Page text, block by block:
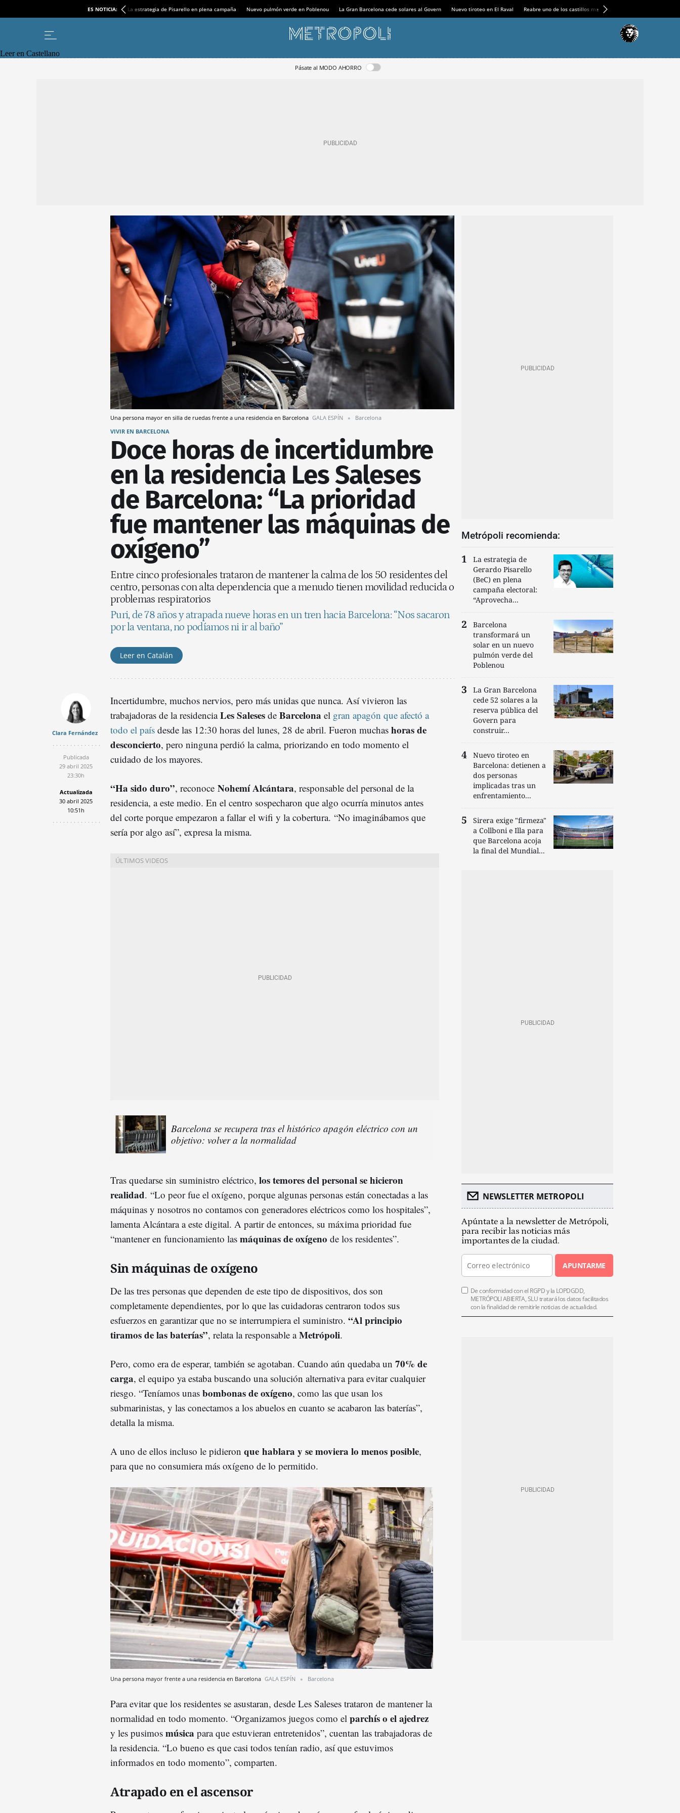
ES NOTICIA: La estrategia de Pisarello en plena campaña Nuevo pulmón verde en Poblenou La Gran Barcelona cede solares al Govern Nuevo tiroteo en El Raval Reabre uno de los castillos medievales más espectaculares
Leer en Castellano
Pásate al MODO AHORRO
Una persona mayor en silla de ruedas frente a una residencia en Barcelona GALA ESPÍN
Barcelona
VIVIR EN BARCELONA
Doce horas de incertidumbre
en la residencia Les Saleses
de Barcelona: “La prioridad
fue mantener las máquinas de
oxígeno”
Entre cinco profesionales trataron de mantener la calma de los 50 residentes del
centro, personas con alta dependencia que a menudo tienen movilidad reducida o
problemas respiratorios
Puri, de 78 años y atrapada nueve horas en un tren hacia Barcelona: “Nos sacaron
por la ventana, no podíamos ni ir al baño”
Leer en Catalán
Clara Fernández
Publicada
29 abril 2025
23:30h
Actualizada
30 abril 2025
10:51h
Incertidumbre, muchos nervios, pero más unidas que nunca. Así vivieron las
trabajadoras de la residenciaLes Saleses de Barcelona el gran apagón que afectó a
todo el país desde las 12:30 horas del lunes, 28 de abril. Fueron muchas horas de
desconcierto, pero ninguna perdió la calma, priorizando en todo momento el
cuidado de los mayores.
“Ha sido duro”, reconoce Nohemí Alcántara, responsable del personal de la
residencia, a este medio. En el centro sospecharon que algo ocurría minutos antes
del corte porque empezaron a fallar el wifi y la cobertura. “No imaginábamos que
sería por algo así”, expresa la misma.
Barcelona se recupera tras el histórico apagón eléctrico con un
objetivo: volver a la normalidad
Tras quedarse sin suministro eléctrico, los temores del personal se hicieron
realidad. “Lo peor fue el oxígeno, porque algunas personas están conectadas a las
máquinas y nosotros no contamos con generadores eléctricos como los hospitales”,
lamenta Alcántara a este digital. A partir de entonces, su máxima prioridad fue
“mantener en funcionamiento las máquinas de oxígeno de los residentes”.
Sin máquinas de oxígeno
De las tres personas que dependen de este tipo de dispositivos, dos son
completamente dependientes, por lo que las cuidadoras centraron todos sus
esfuerzos en garantizar que no se interrumpiera el suministro. “Al principio
tiramos de las baterías”, relata la responsable aMetrópoli.
Pero, como era de esperar, también se agotaban. Cuando aún quedaba un 70% de
carga, el equipo ya estaba buscando una solución alternativa para evitar cualquier
riesgo. “Teníamos unas bombonas de oxígeno, como las que usan los
submarinistas, y las conectamos a los abuelos en cuanto se acabaron las baterías”,
detalla la misma.
A uno de ellos incluso le pidieron que hablara y se moviera lo menos posible,
para que no consumiera más oxígeno de lo permitido.
Una persona mayor frente a una residencia en Barcelona GALA ESPÍN Barcelona
Para evitar que los residentes se asustaran, desde Les Saleses trataron de mantener la
normalidad en todo momento. “Organizamos juegos como el parchís o el ajedrez
y les pusimos música para que estuvieran entretenidos”, cuentan las trabajadoras de
la residencia. “Lo bueno es que casi todos tenían radio, así que estuvimos
informados en todo momento”, comparten.
Atrapado en el ascensor
Metrópoli recomienda:
La estrategia de
Gerardo Pisarello
(BeC) en plena
campaña electoral:
“Aprovecha...
Barcelona
transformará un
solar en un nuevo
pulmón verde del
Poblenou
La Gran Barcelona
cede 52 solares a la
reserva pública del
Govern para
construir...
Nuevo tiroteo en
Barcelona: detienen a
dos personas
implicadas tras un
enfrentamiento...
Sirera exige "firmeza"
a Collboni e Illa para
que Barcelona acoja
la final del Mundial...
NEWSLETTER METROPOLI
Apúntate a la newsletter de Metrópoli,
para recibir las noticias más
importantes de la ciudad.
APUNTARME
De conformidad con el RGPD y la LOPDGDD,
METRÓPOLI ABIERTA, SLU tratará los datos facilitados
con la finalidad de remitirle noticias de actualidad.